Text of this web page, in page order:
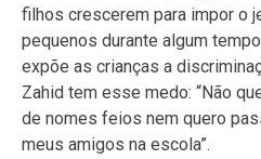
filhos crescerem para impor o
pequenos durante algum
expõe as crianças a
Zahid tem esse medo: “Não
de nomes feios nem quero
meus amigos na escola”.